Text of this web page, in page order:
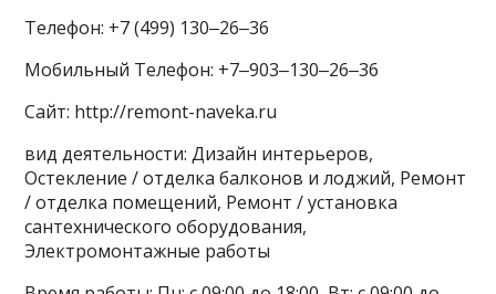
Телефон: +7 (499) 130‒26‒36
Мобильный Телефон: +7‒903‒130‒26‒36
Сайт: http://remont-naveka.ru
вид деятельности: Дизайн интерьеров,
Остекление / отделка балконов и лоджий, Ремонт
/ отделка помещений, Ремонт / установка
сантехнического оборудования,
Электромонтажные работы